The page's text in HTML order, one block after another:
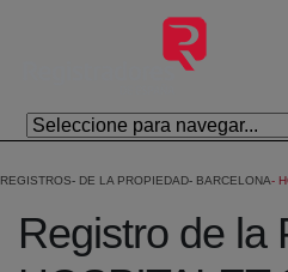
Salta al contingut principal
REGISTROS DE LA PROPIEDAD BARCELONA
Registro de la